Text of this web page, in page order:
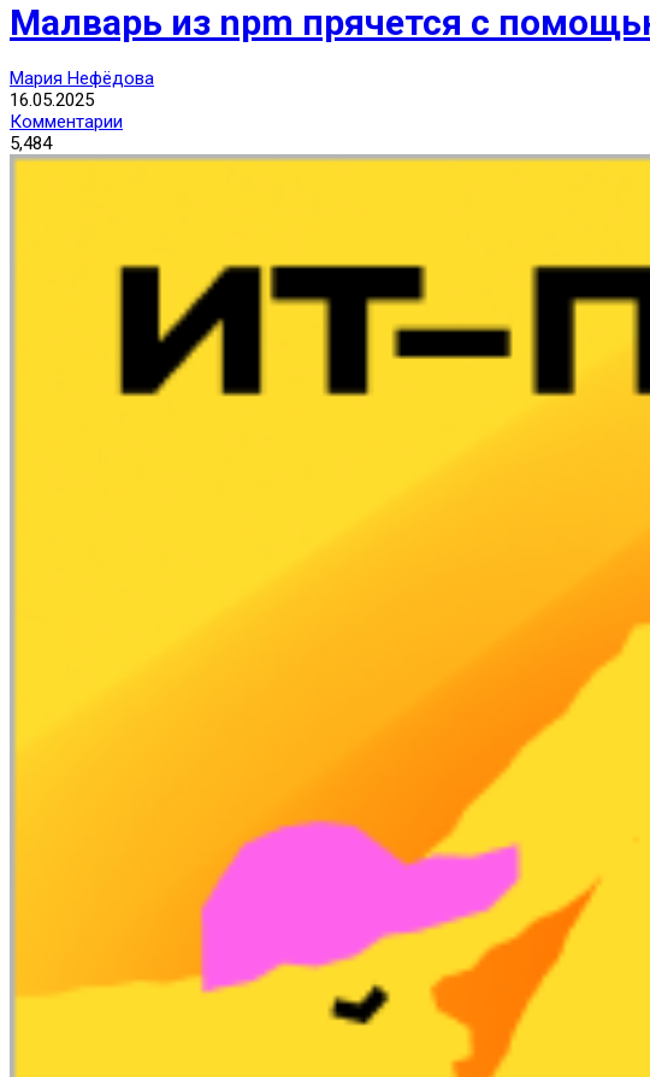
Малварь из npm прячется с
Мария Нефёдова
16.05.2025
Комментарии
5,484